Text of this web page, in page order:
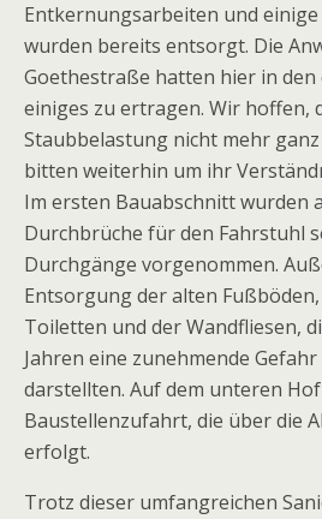
Entkernungsarbeiten und
wurden bereits entsorgt. Die
Goethestraße hatten hier in
einiges zu ertragen. Wir hoffen,
Staubbelastung nicht mehr
bitten weiterhin um ihr
Im ersten Bauabschnitt wurden
Durchbrüche für den Fahrstuhl
Durchgänge vorgenommen.
Entsorgung der alten
Toiletten und der Wandfliesen,
Jahren eine zunehmende
darstellten. Auf dem unteren
Baustellenzufahrt, die über die
erfolgt.
Trotz dieser umfangreichen